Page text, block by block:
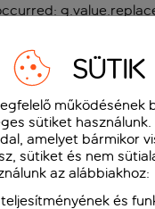
SÜTIK
működésének
sütiket használunk.
amelyet bármikor
sütiket és nem
az alábbiakhoz:
és